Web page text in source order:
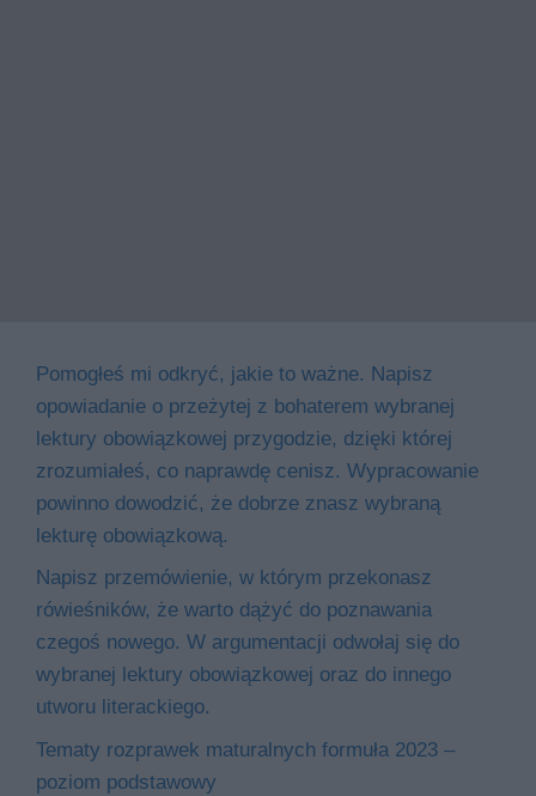
Pomogłeś mi odkryć, jakie to ważne. Napisz
opowiadanie o przeżytej z bohaterem wybranej
lektury obowiązkowej przygodzie, dzięki której
zrozumiałeś, co naprawdę cenisz. Wypracowanie
powinno dowodzić, że dobrze znasz wybraną
lekturę obowiązkową.
Napisz przemówienie, w którym przekonasz
rówieśników, że warto dążyć do poznawania
czegoś nowego. W argumentacji odwołaj się do
wybranej lektury obowiązkowej oraz do innego
utworu literackiego.
Tematy rozprawek maturalnych formuła 2023 –
poziom podstawowy